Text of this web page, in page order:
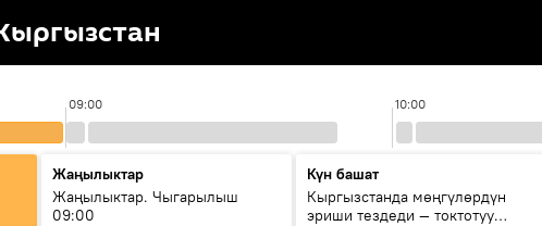
09:00 10:00
Жаңылыктар
Жаңылыктар. Чыгарылыш
09:00
Күн башат
Кыргызстанда мөңгүлөрдүн
эриши тездеди — токтотуу